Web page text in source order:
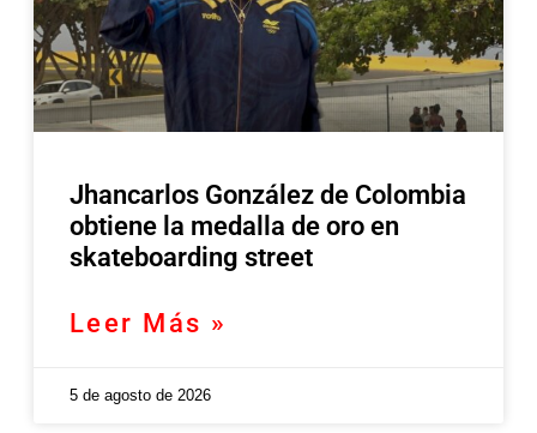
Jhancarlos González de Colombia
obtiene la medalla de oro en
skateboarding street
Leer Más »
5 de agosto de 2026